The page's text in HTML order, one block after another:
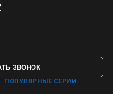
ЗВОНОК
ПОПУЛЯРНЫЕ СЕРИИ